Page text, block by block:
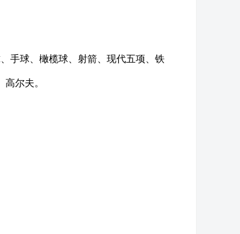
手球、橄榄球、射箭、现代五项、铁
尔夫。